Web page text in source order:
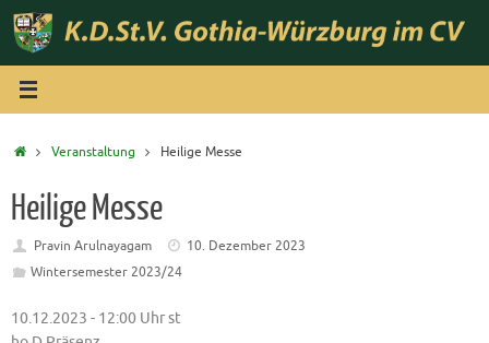
Zum
Inhalt
springen
StartVeranstaltung Heilige Messe
Heilige Messe
Pravin Arulnayagam
10. Dezember 2023
Wintersemester 2023/24
10.12.2023 - 12:00 Uhr st